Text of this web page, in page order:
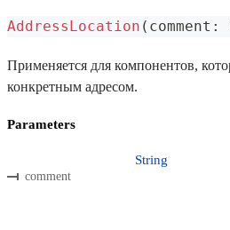
AddressLocation ( comment :
Применяется для компонентов,
конкретным адресом.
Parameters
comment
String